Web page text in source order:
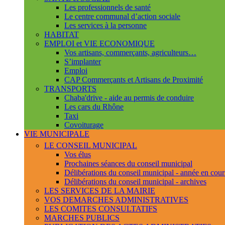
Les professionnels de santé
Le centre communal d’action sociale
Les services à la personne
HABITAT
EMPLOI et VIE ECONOMIQUE
Vos artisans, commerçants, agriculteurs…
S’implanter
Emploi
CAP Commerçants et Artisans de Proximité
TRANSPORTS
Chaba'drive - aide au permis de conduire
Les cars du Rhône
Taxi
Covoiturage
VIE MUNICIPALE
LE CONSEIL MUNICIPAL
Vos élus
Prochaines séances du conseil municipal
Délibérations du conseil municipal - année en
Délibérations du conseil municipal - archives
LES SERVICES DE LA MAIRIE
VOS DEMARCHES ADMINISTRATIVES
LES COMITES CONSULTATIFS
MARCHES PUBLICS